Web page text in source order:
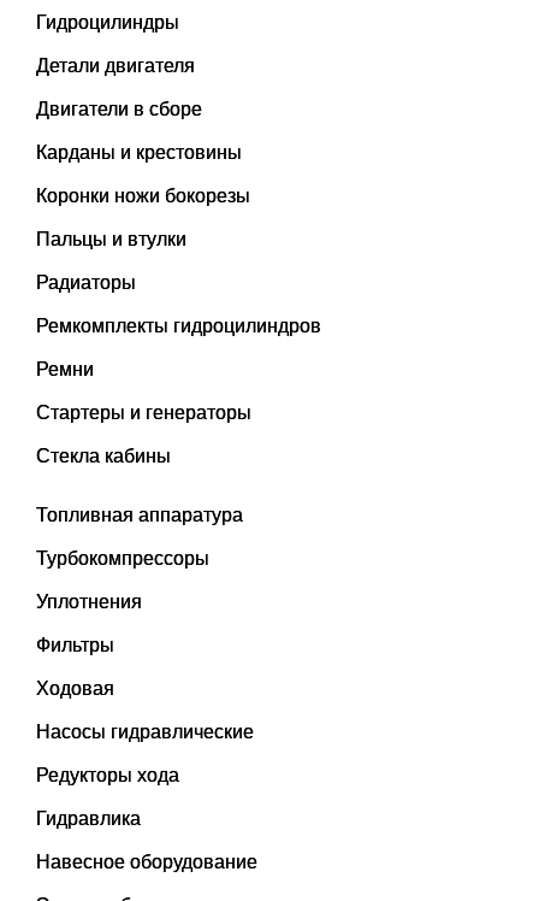
Гидроцилиндры
Детали двигателя
Двигатели в сборе
Карданы и крестовины
Коронки ножи бокорезы
Пальцы и втулки
Радиаторы
Ремкомплекты гидроцилиндров
Ремни
Стартеры и генераторы
Стекла кабины
Топливная аппаратура
Турбокомпрессоры
Уплотнения
Фильтры
Ходовая
Насосы гидравлические
Редукторы хода
Гидравлика
Навесное оборудование